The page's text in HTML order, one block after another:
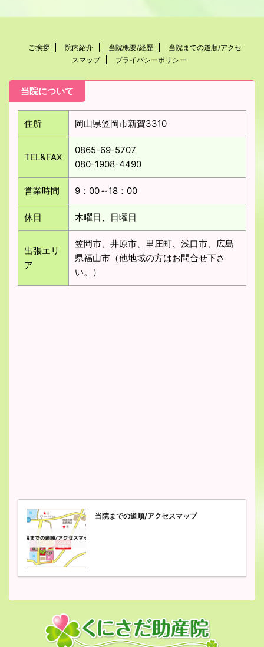
ご挨拶 院内紹介 当院概要/経歴
当院までの道順/アクセ
スマップ
プライバシーポリシー
当院について
住所 岡山県笠岡市新賀3310
TEL&FAX
0865-69-5707
080-1908-4490
営業時間 9：00～18：00
休日 木曜日、日曜日
出張エリ
ア
笠岡市、井原市、里庄町、浅口市、広島
県福山市（他地域の方はお問合せ下さ
い。）
当院までの道順/アクセスマップ